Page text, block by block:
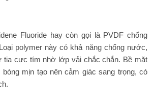
Fluoride hay còn gọi là PVDF chống
polymer này có khả năng chống nước,
tia cực tím nhờ lớp vải chắc chắn. Bề mặt
mịn tạo nên cảm giác sang trọng, có